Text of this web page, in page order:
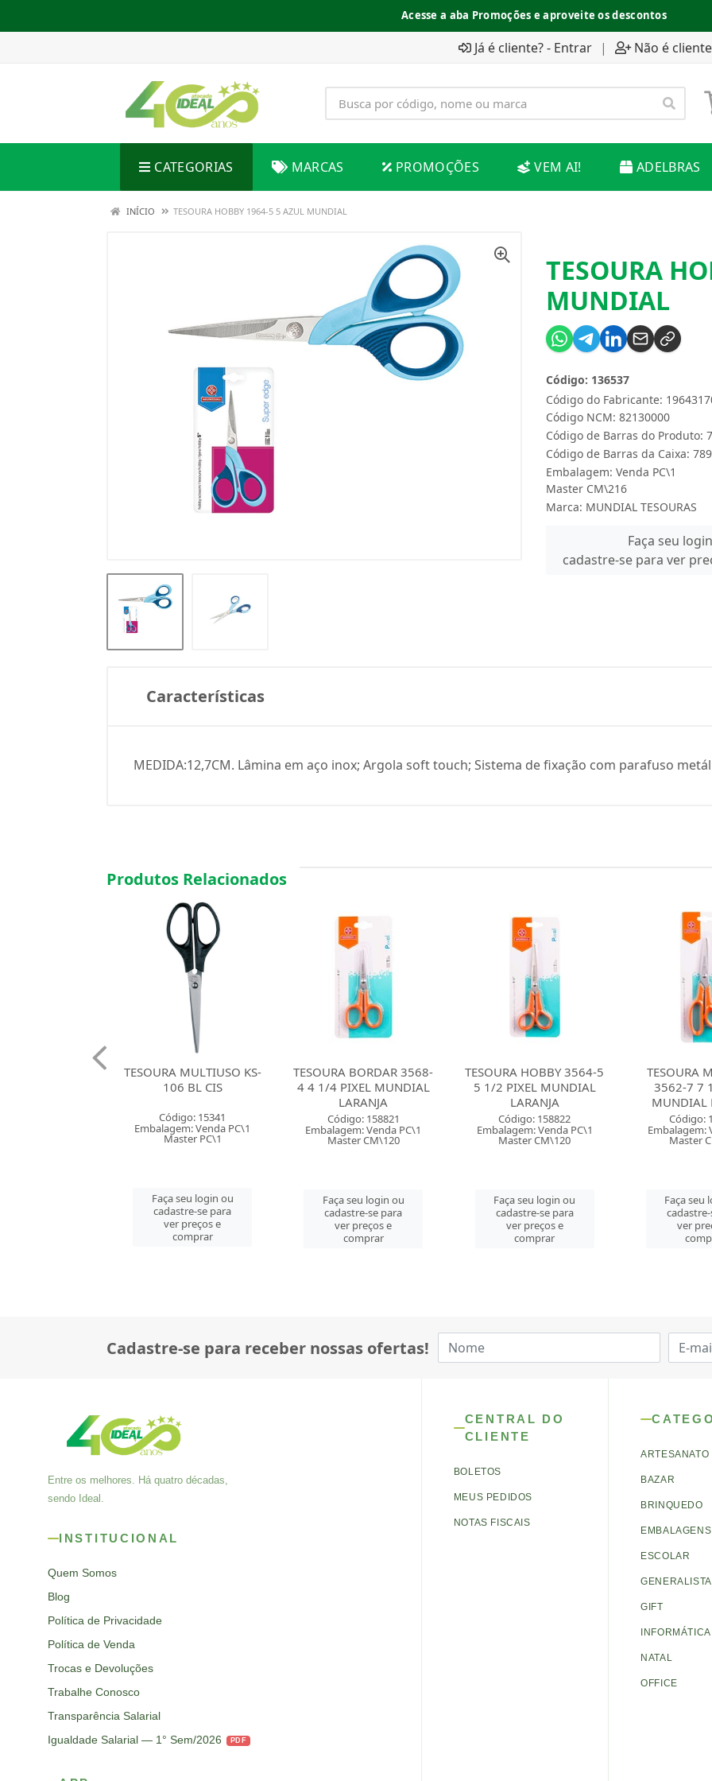
Acesse a aba Promoções e aproveite os descontos
Já é cliente? - Entrar | Não é
CATEGORIAS MARCAS PROMOÇÕES VEM AI! ADELBRAS
INÍCIO TESOURA HOBBY 1964-5 5 AZUL MUNDIAL
TESOURA
MUNDIAL
Código do Fabricante:
Código: 136537
Código NCM: 82130000
Código de Barras do Produto:
Código de Barras da Caixa:
Embalagem: Venda PC\1
Master CM\216
Marca: MUNDIAL TESOURAS
Faça seu
cadastre-se para ver
Características
MEDIDA:12,7CM. Lâmina em aço inox; Argola soft touch; Sistema de fixação com parafuso
Produtos Relacionados
TESOURA BORDAR 3568-
4 4 1/4 PIXEL MUNDIAL
Código: 158821
Embalagem: Venda PC\1
Master CM\120
Faça seu login ou
cadastre-se para
ver preços e
comprar
TESOURA HOBBY 3564-5
5 1/2 PIXEL MUNDIAL
LARANJA
Código: 158822
Embalagem: Venda PC\1
Master CM\120
Faça seu login ou
cadastre-se para
ver preços e
comprar
TESOURA MULTIUSO
3562-7 7 1/2PIXEL
MUNDIAL LARANJA
Código: 158823
Embalagem: Venda PC\1
Master CM\120
Faça seu login ou
cadastre-se para
ver preços e
comprar
TESOURA
3560-8 8
MUNDIAL
Código:
Embalagem:
Master
Faça seu
ver
Cadastre-se para receber nossas ofertas!
Entre os melhores. Há quatro décadas,
sendo Ideal.
INSTITUCIONAL
Quem Somos
Blog
Política de Privacidade
Política de Venda
Trocas e Devoluções
Trabalhe Conosco
Transparência Salarial
Igualdade Salarial — 1° Sem/2026
PDF
CENTRAL DO
CLIENTE
BOLETOS
MEUS PEDIDOS
NOTAS FISCAIS
ARTESANATO
BAZAR
BRINQUEDO
ESCOLAR
GENERALISTA
GIFT
INFORMÁTICA
NATAL
OFFICE